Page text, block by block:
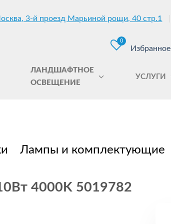
3-й проезд Марьиной рощи, 40 стр.1
0
Избранное
ЛАНДШАФТНОЕ
ОСВЕЩЕНИЕ
УСЛУГИ
Лампы и комплектующие
4000K 5019782